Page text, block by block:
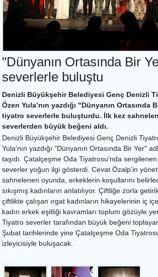
"Dünyanın Ortasında Bir
severlerle buluştu
Denizli Büyükşehir Belediyesi Genç Denizli
Özen Yula’nın yazdığı "Dünyanın Ortasında
tiyatro severlerle buluşturdu. İlk kez
severlerden büyük beğeni aldı.
Denizli Büyükşehir Belediyesi Genç Denizli
Yula’nın yazdığı "Dünyanın Ortasında Bir Yer"
taşıdı. Çatalçeşme Oda Tiyatrosu'nda
severler yoğun ilgi gösterdi. Cevat Özalp’in
sahnelenen oyunda, erkeklerin koşullarını
sıkışmış kadınların anlatılıyor. Çiftliğe zorla
çiftlikte çalışan ırgat kadınların hikayelerinin iç
kadın erkek eşitliği kavramları toplum gözüyle
Tiyatro severler tarafından büyük beğeni
Şubat tarihlerinde yine Çatalçeşme Oda
izleyicisiyle buluşacak.